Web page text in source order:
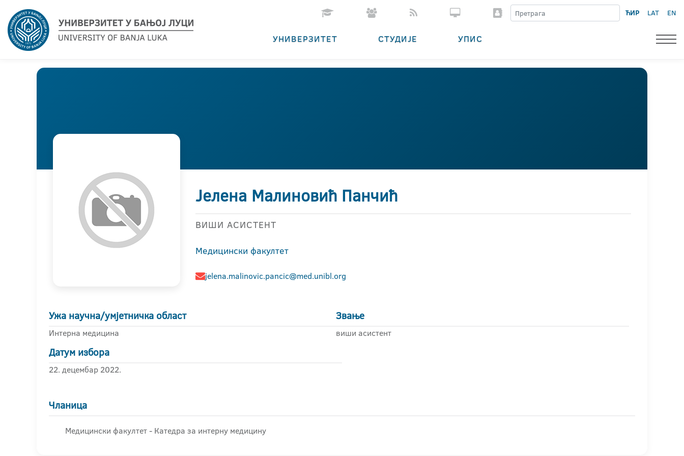
ЋИР LAT EN
УНИВЕРЗИТЕТ СТУДИЈЕ УПИС
Јелена Малиновић Панчић
ВИШИ АСИСТЕНТ
Медицински факултет
jelena.malinovic.pancic@med.unibl.org
Ужа научна/умјетничка област
Интерна медицина
Звање
виши асистент
Датум избора
22. децембар 2022.
Чланица
Медицински факултет - Катедра за интерну медицину